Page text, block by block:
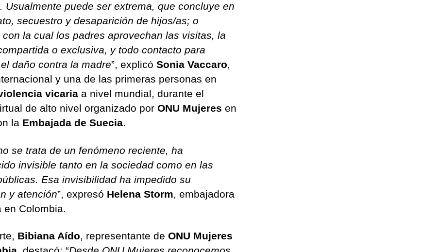
Usualmente puede ser extrema, que concluye en
secuestro y desaparición de hijos/as; o
la cual los padres aprovechan las visitas, la
o exclusiva, y todo contacto para
daño contra la madre”, explicó Sonia Vaccaro,
y una de las primeras personas en
vicaria a nivel mundial, durante el
de alto nivel organizado por ONU Mujeres en
la Embajada de Suecia.
se trata de un fenómeno reciente, ha
invisible tanto en la sociedad como en las
Esa invisibilidad ha impedido su
y atención”, expresó Helena Storm , embajadora
Colombia.
Bibiana Aído, representante de ONU Mujeres